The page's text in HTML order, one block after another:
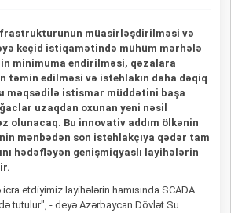
müasirləşdirilməsi və
keçid istiqamətində mühüm mərhələ
minimuma endirilməsi, qəzalara
təmin edilməsi və istehlakın daha dəqiq
məqsədilə istismar müddətini başa
uzaqdan oxunan yeni nəsil
olunacaq. Bu innovativ addım ölkənin
mənbədən son istehlakçıya qədər tam
hədəfləyən genişmiqyaslı layihələrin
etdiyimiz layihələrin hamısında SCADA
tutulur", - deyə Azərbaycan Dövlət Su